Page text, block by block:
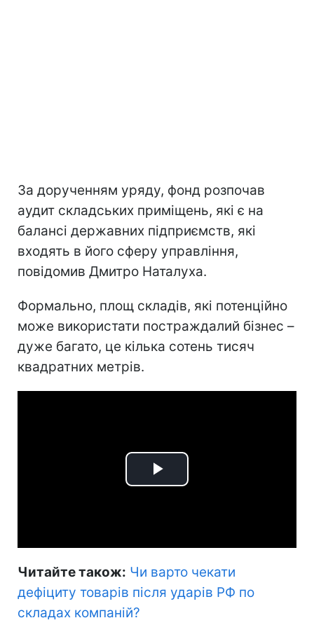
За дорученням уряду, фонд розпочав
аудит складських приміщень, які є на
балансі державних підприємств, які
входять в його сферу управління,
повідомив Дмитро Наталуха.
Формально, площ складів, які потенційно
може використати постраждалий бізнес –
дуже багато, це кілька сотень тисяч
квадратних метрів.
Play
Читайте також: Чи варто чекати
дефіциту товарів після ударів РФ по
складах компаній?